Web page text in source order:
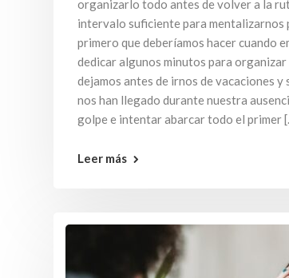
organizarlo todo antes de volver a la
intervalo suficiente para
primero que deberíamos hacer cuando
dedicar algunos minutos para
dejamos antes de irnos de vacaciones
nos han llegado durante nuestra
golpe e intentar abarcar todo el primer
Leer más